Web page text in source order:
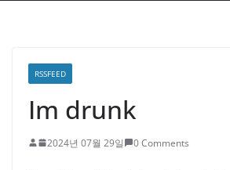
RSSFEED
Im drunk
2024년 07월 29일 0 Comments